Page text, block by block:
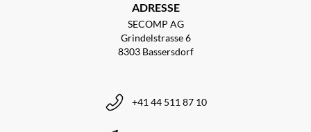
ADRESSE
SECOMP AG
Grindelstrasse 6
8303 Bassersdorf
+41 44 511 87 10